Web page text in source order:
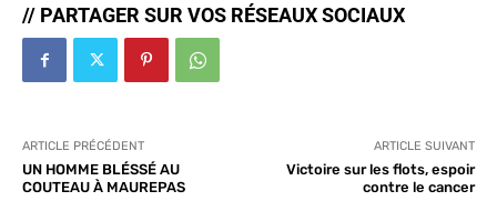
// PARTAGER SUR VOS RÉSEAUX SOCIAUX
ARTICLE PRÉCÉDENT
UN HOMME BLÉSSÉ AU
COUTEAU À MAUREPAS
ARTICLE SUIVANT
Victoire sur les flots, espoir
contre le cancer